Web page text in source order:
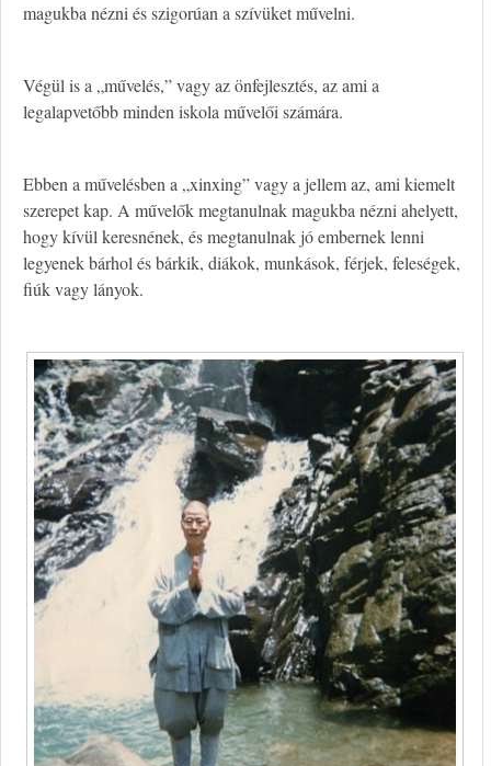
magukba nézni és szigorúan a szívüket művelni.
Végül is a „művelés,” vagy az önfejlesztés, az ami a
legalapvetőbb minden iskola művelői számára.
Ebben a művelésben a „xinxing” vagy a jellem az, ami kiemelt
szerepet kap. A művelők megtanulnak magukba nézni ahelyett,
hogy kívül keresnének, és megtanulnak jó embernek lenni
legyenek bárhol és bárkik, diákok, munkások, férjek, feleségek,
fiúk vagy lányok.